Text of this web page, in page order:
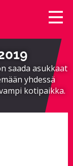
saada asukkaat
yhdessä
kotipaikka.